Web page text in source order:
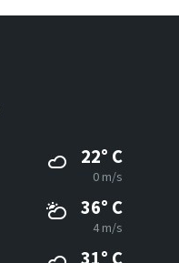
22° C
0 m/s
36° C
4 m/s